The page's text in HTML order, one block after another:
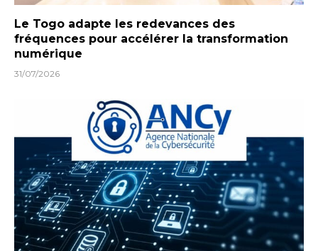
Le Togo adapte les redevances des
fréquences pour accélérer la transformation
numérique
31/07/2026